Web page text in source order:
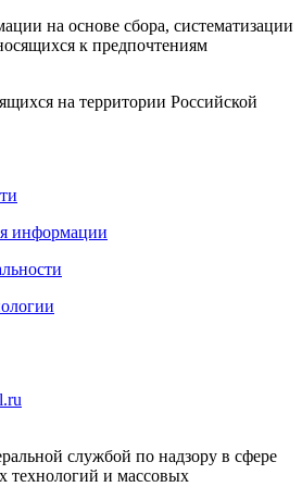
на основе сбора, систематизации
к предпочтениям
на территории Российской
информации
службой по надзору в сфере
технологий и массовых